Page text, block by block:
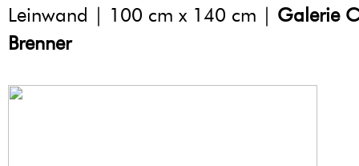
Leinwand | 100 cm x 140 cm | Galerie
Brenner